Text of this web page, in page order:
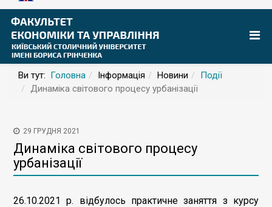
Ви тут: Головна Інформація Новини
Події
Динаміка світового процесу урбанізації
29 ГРУДНЯ 2021
Динаміка світового процесу
урбанізації
26.10.2021 р. відбулось практичне заняття з курсу